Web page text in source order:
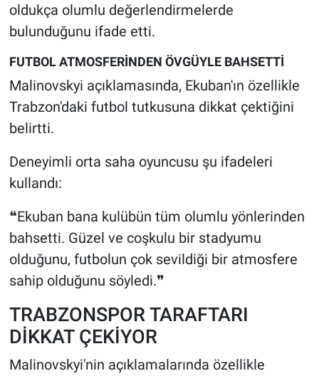
oldukça olumlu değerlendirmelerde
bulunduğunu ifade etti.
FUTBOL ATMOSFERİNDEN ÖVGÜYLE BAHSETTİ
Malinovskyi açıklamasında, Ekuban'ın özellikle
Trabzon'daki futbol tutkusuna dikkat çektiğini
belirtti.
Deneyimli orta saha oyuncusu şu ifadeleri
kullandı:
❝Ekuban bana kulübün tüm olumlu yönlerinden
bahsetti. Güzel ve coşkulu bir stadyumu
olduğunu, futbolun çok sevildiği bir atmosfere
sahip olduğunu söyledi.❞
TRABZONSPOR TARAFTARI
DİKKAT ÇEKİYOR
Malinovskyi'nin açıklamalarında özellikle